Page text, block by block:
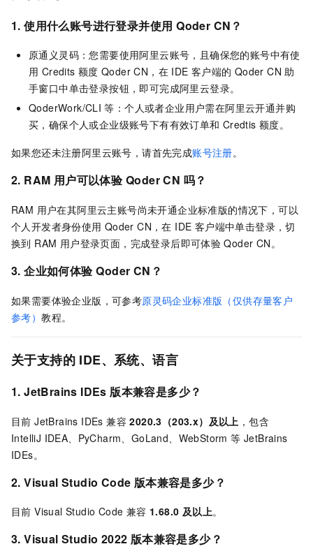
1. 使用什么账号进行登录并使用 Qoder CN ？
原通义灵码：您需要使用阿里云账号，且确保您的账号中有使
用 Credits 额度 Qoder CN ，在 IDE 客户端的 Qoder CN 助
手窗口中单击登录按钮，即可完成阿里云登录。
QoderWork/CLI 等：个人或者企业用户需在阿里云开通并购
买，确保个人或企业级账号下有有效订单和 Credtis 额度。
如果您还未注册阿里云账号，请首先完成账号注册。
2. RAM 用户可以体验 Qoder CN 吗？
RAM 用户在其阿里云主账号尚未开通企业标准版的情况下，可以
个人开发者身份使用 Qoder CN ，在 IDE 客户端中单击登录，切
换到 RAM 用户登录页面，完成登录后即可体验 Qoder CN。
3. 企业如何体验 Qoder CN ？
如果需要体验企业版，可参考原灵码企业标准版（仅供存量客户
参考）教程。
关于支持的 IDE、系统、语言
1. JetBrains IDEs 版本兼容是多少？
目前 JetBrains IDEs 兼容 2020.3（203.x）及以上 ，包含
IntelliJ IDEA、PyCharm、GoLand、WebStorm 等 JetBrains
IDEs。
2. Visual Studio Code 版本兼容是多少？
目前 Visual Studio Code 兼容 1.68.0 及以上。
3.Visual Studio 2022 版本兼容是多少？